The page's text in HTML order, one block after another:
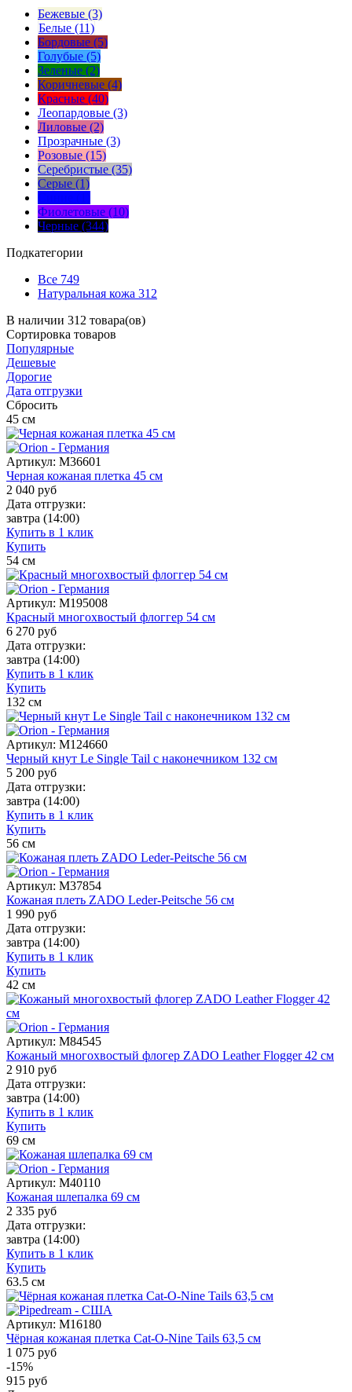
Бежевые (3)
Белые (11)
Бордовые (5)
Голубые (5)
Зеленые (2)
Коричневые (4)
Красные (40)
Леопардовые (3)
Лиловые (2)
Прозрачные (3)
Розовые (15)
Серебристые (35)
Серые (1)
Фиолетовые (10)
Черные (344)
Подкатегории
Все 749
Натуральная кожа 312
В наличии 312 товара(ов)
Сортировка товаров
Популярные
Дешевые
Дорогие
Дата отгрузки
Сбросить
45 см
Артикул: M36601
Черная кожаная плетка 45 см
2 040 руб
Дата отгрузки:
завтра (14:00)
Купить в 1 клик
Купить
54 см
Артикул: M195008
Красный многохвостый флоггер 54 см
6 270 руб
Дата отгрузки:
завтра (14:00)
Купить в 1 клик
Купить
132 см
Артикул: M124660
Черный кнут Le Single Tail с наконечником 132 см
5 200 руб
Дата отгрузки:
завтра (14:00)
Купить в 1 клик
Купить
56 см
Артикул: M37854
Кожаная плеть ZADO Leder-Peitsche 56 см
1 990 руб
Дата отгрузки:
завтра (14:00)
Купить в 1 клик
Купить
42 см
Артикул: M84545
Кожаный многохвостый флогер ZADO Leather Flogger 42 см
2 910 руб
Дата отгрузки:
завтра (14:00)
Купить в 1 клик
Купить
69 см
Артикул: M40110
Кожаная шлепалка 69 см
2 335 руб
Дата отгрузки:
завтра (14:00)
Купить в 1 клик
Купить
63.5 см
Артикул: M16180
Чёрная кожаная плетка Cat-O-Nine Tails 63,5 см
1 075 руб
-15%
915 руб